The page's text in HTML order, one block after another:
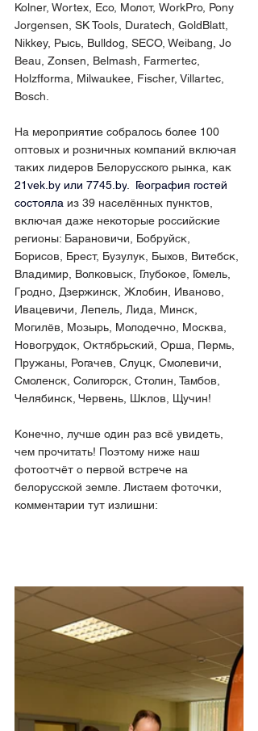
Kolner, Wortex, Eco, Молот, WorkPro, Pony
Jorgensen, SK Tools, Duratech, GoldBlatt,
Nikkey, Рысь, Bulldog, SECO, Weibang, Jo
Beau, Zonsen, Belmash, Farmertec,
Holzfforma, Milwaukee, Fischer, Villartec,
Bosch.
На мероприятие собралось более 100
оптовых и розничных компаний включая
таких лидеров Белорусского рынка, как
21vek.by или 7745.by .  География гостей
состояла из 39 населённых пунктов,
включая даже некоторые российские
регионы: Барановичи, Бобруйск,
Борисов, Брест, Бузулук, Быхов, Витебск,
Владимир, Волковыск, Глубокое, Гомель,
Гродно, Дзержинск, Жлобин, Иваново,
Ивацевичи, Лепель, Лида, Минск,
Могилёв, Мозырь, Молодечно, Москва,
Новогрудок, Октябрьский, Орша, Пермь,
Пружаны, Рогачев, Слуцк, Смолевичи,
Смоленск, Солигорск, Столин, Тамбов,
Челябинск, Червень, Шклов, Щучин!
Конечно, лучше один раз всё увидеть,
чем прочитать! Поэтому ниже наш
фотоотчёт о первой встрече на
белорусской земле. Листаем фоточки,
комментарии тут излишни: